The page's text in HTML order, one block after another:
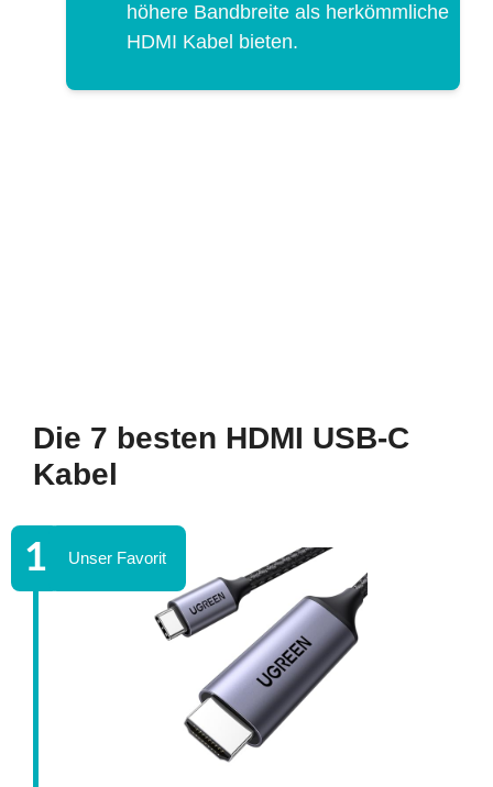
höhere Bandbreite als herkömmliche
HDMI Kabel bieten.
Die 7 besten HDMI USB-C
Kabel